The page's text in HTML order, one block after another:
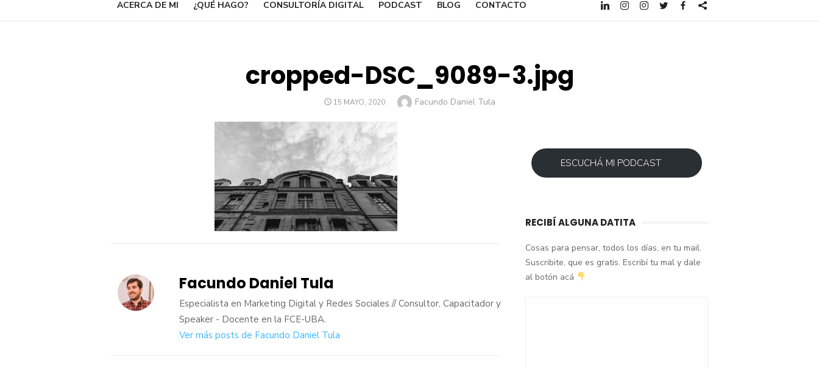
ACERCA DE MI ¿QUÉ HAGO? CONSULTORÍA DIGITAL PODCAST BLOG CONTACTO
cropped-DSC_9089-3.jpg
POSTED
15 MAYO, 2020 Author
Facundo Daniel Tula
Facundo Daniel Tula
Especialista en Marketing Digital y Redes Sociales // Consultor, Capacitador y
Speaker - Docente en la FCE-UBA.
Ver más posts de Facundo Daniel Tula
ESCUCHÁ MI PODCAST
RECIBÍ ALGUNA DATITA
Cosas para pensar, todos los días, en tu mail.
Suscribite, que es gratis. Escribí tu mal y dale
al botón acá